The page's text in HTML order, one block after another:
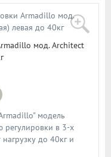
мод. Architect
модель
регулировки в 3-х
до 40кг и
толщиной